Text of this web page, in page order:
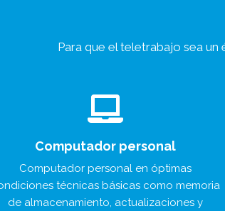
Para que el teletrabajo sea
Computador personal
Computador personal en óptimas
técnicas básicas como memoria
de almacenamiento, actualizaciones y